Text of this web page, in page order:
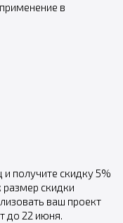
в
получите скидку 5%
размер скидки
ваш проект
до 22 июня.